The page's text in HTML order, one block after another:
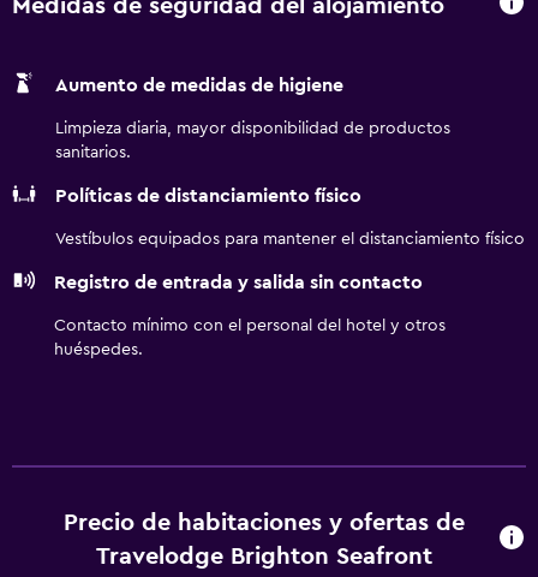
Medidas de seguridad del alojamiento
Aumento de medidas de higiene
Limpieza diaria, mayor disponibilidad de productos
sanitarios.
Políticas de distanciamiento físico
Vestíbulos equipados para mantener el distanciamiento físico
Registro de entrada y salida sin contacto
Contacto mínimo con el personal del hotel y otros
huéspedes.
Precio de habitaciones y ofertas de
Travelodge Brighton Seafront